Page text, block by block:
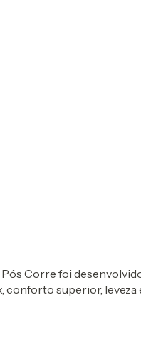
Corre foi
superior, leveza